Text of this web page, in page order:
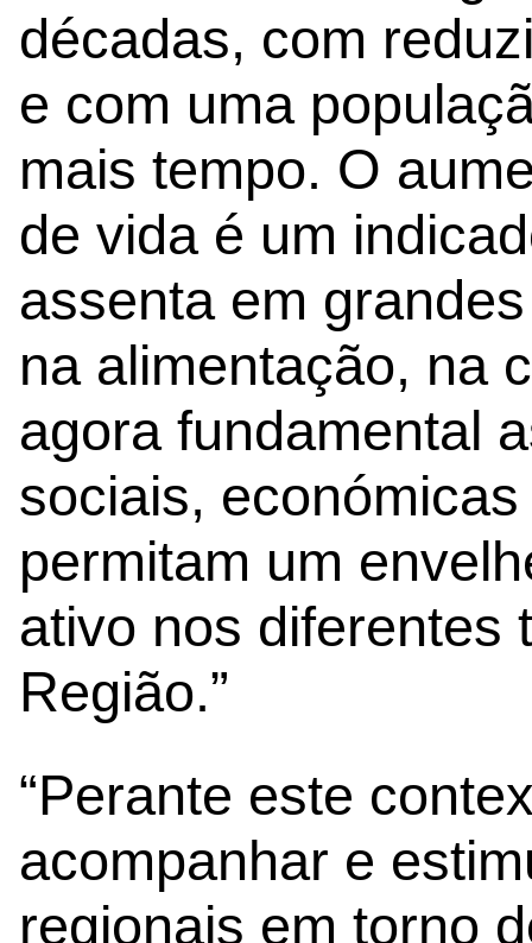
décadas, com
e com uma
mais tempo. O
de vida é um
assenta em
na alimentação, na
agora fundamental
sociais,
permitam um
ativo nos diferentes
Região.”
“Perante este
acompanhar e
regionais em torno